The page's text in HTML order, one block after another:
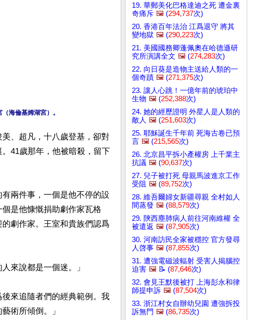
海倫基姆湖宮）。
、超凡，十八歲登基，卻對
41歲那年，他被暗殺，留下
兩件事，一個是他不停的設
是他慷慨捐助劇作家瓦格
劇作家。王室和貴族們認爲
來說都是一個迷。」
來追隨者們的經典範例。我
術所傾倒。」
19. 華郵美化巴格達迪之死 遭金裏
奇痛斥 🖼️ (294,737次)
20. 香港百年法治 江爲退守 將其
變地獄 🖼️ (290,223次)
21. 美國國務卿蓬佩奧在哈德遜研
究所演講全文 🖼️ (274,283次)
22. 向日葵是造物主送給人類的一
個奇蹟 🖼️ (271,375次)
23. 讓人心跳！一億年前的琥珀中
生物 🖼️ (252,388次)
24. 她的經歷證明 外星人是人類的
敵人 🖼️ (251,603次)
25. 耶穌誕生千年前 死海古卷已預
言 🖼️ (215,565次)
26. 北京昌平拆小產權房 上千業主
抗議 🖼️ (90,637次)
27. 兒子被打死 母親馬波進京工作
受阻 🖼️ (89,752次)
28. 維吾爾婦女新疆尋親 全村如人
間蒸發 🖼️ (88,579次)
29. 陝西塵肺病人前往河南維權 全
被遣返 🖼️ (87,905次)
30. 河南訪民全家被穩控 官方發尋
人啓事 🖼️ (87,855次)
31. 遭強電磁波輻射 受害人揭腦控
迫害 🖼️ 📝 (87,646次)
32. 會見王默後被打 上海彭永和律
師提申訴 🖼️ (87,504次)
33. 浙江村女自辦幼兒園 遭強拆投
訴無門 🖼️ (86,735次)